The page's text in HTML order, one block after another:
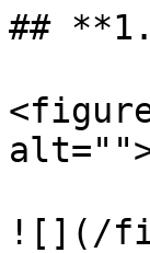
## **1.
![](/